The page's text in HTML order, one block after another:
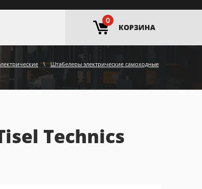
0
КОРЗИНА
\
Штабелеры электрические самоходные
Technics